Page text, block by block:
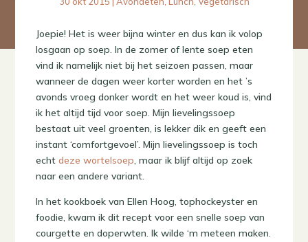
Joepie! Het is weer bijna winter en dus kan ik volop
losgaan op soep. In de zomer of lente soep eten
vind ik namelijk niet bij het seizoen passen, maar
wanneer de dagen weer korter worden en het ’s
avonds vroeg donker wordt en het weer koud is, vind
ik het altijd tijd voor soep. Mijn lievelingssoep
bestaat uit veel groenten, is lekker dik en geeft een
instant ‘comfortgevoel’. Mijn lievelingssoep is toch
echtdeze wortelsoep, maar ik blijf altijd op zoek
naar een andere variant.
In het kookboek van Ellen Hoog, tophockeyster en
foodie, kwam ik dit recept voor een snelle soep van
courgette en doperwten. Ik wilde ‘m meteen maken.